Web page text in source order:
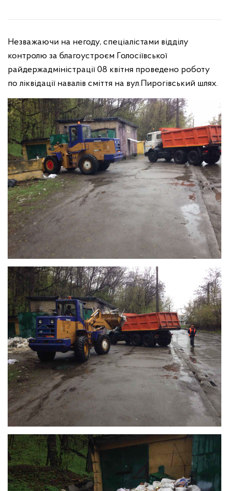
Незважаючи на негоду, спеціалістами відділу
контролю за благоустроєм Голосіївської
райдержадміністрації 08 квітня проведено роботу
по ліквідації навалів сміття на вул.Пирогівський шлях.